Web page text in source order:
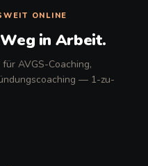
ONLINE
in Arbeit.
AVGS-Coaching,
— 1-zu-